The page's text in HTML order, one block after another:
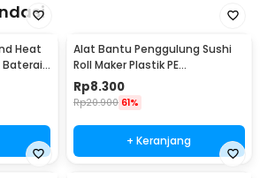
Heat
Baterai
Alat Bantu Penggulung Sushi
Roll Maker Plastik PE
22x20.5x0.1cm - E1119
Rp8.300
Rp20.900 61%
+ Keranjang